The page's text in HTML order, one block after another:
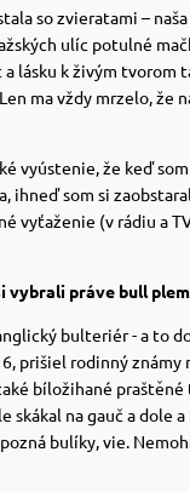
so zvieratami –
ulíc potulné
lásku k živým tvorom
ma vždy mrzelo, že
vyústenie, že keď
ihneď som si
vyťaženie (v rádiu a
vybrali práve bull
bulteriér - a to
prišiel rodinný známy
bíložihané praštěné
skákal na gauč a dole
bulíky, vie.